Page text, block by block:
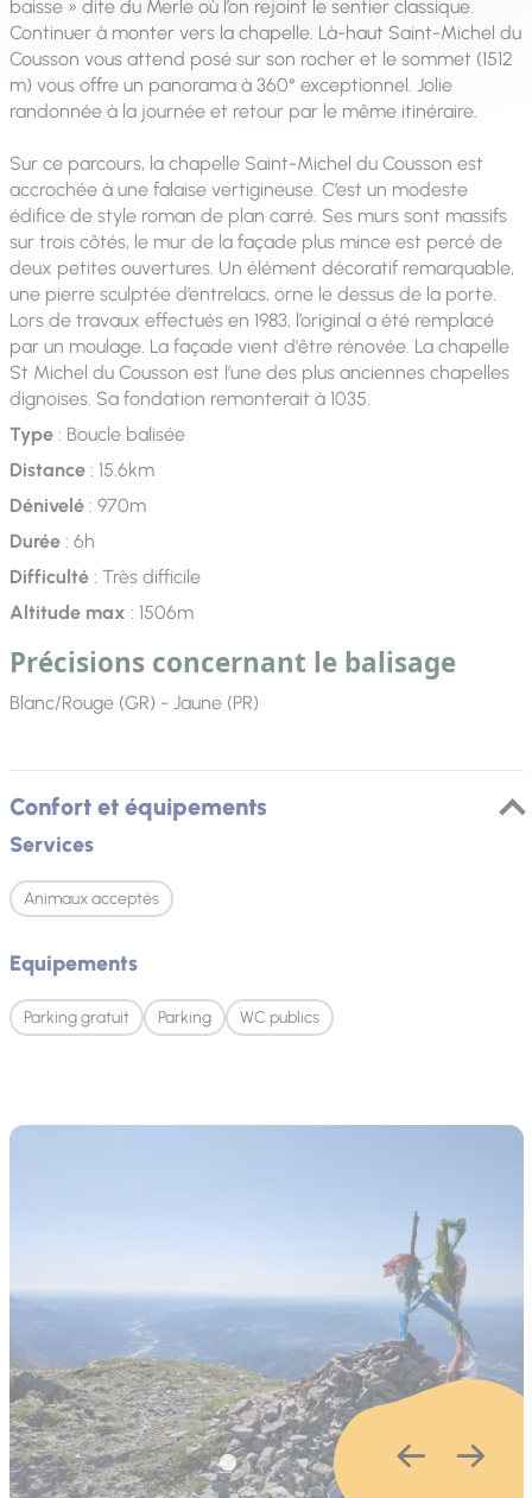
baisse » dite du Merle où l’on rejoint le sentier classique.
Continuer à monter vers la chapelle. Là-haut Saint-Michel du
Cousson vous attend posé sur son rocher et le sommet (1512
m) vous offre un panorama à 360° exceptionnel. Jolie
randonnée à la journée et retour par le même itinéraire.
Sur ce parcours, la chapelle Saint-Michel du Cousson est
accrochée à une falaise vertigineuse. C’est un modeste
édifice de style roman de plan carré. Ses murs sont massifs
sur trois côtés, le mur de la façade plus mince est percé de
deux petites ouvertures. Un élément décoratif remarquable,
une pierre sculptée d’entrelacs, orne le dessus de la porte.
Lors de travaux effectués en 1983, l’original a été remplacé
par un moulage. La façade vient d'être rénovée. La chapelle
St Michel du Cousson est l’une des plus anciennes chapelles
dignoises. Sa fondation remonterait à 1035.
Type: Boucle balisée
Distance: 15.6km
Dénivelé: 970m
Durée: 6h
Difficulté: Très difficile
Altitude max : 1506m
Précisions concernant le balisage
Blanc/Rouge (GR) - Jaune (PR)
Confort et équipements
Services
Animaux acceptés
Equipements
Parking gratuit Parking WC publics